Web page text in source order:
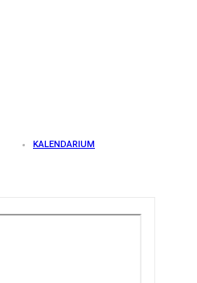
KALENDARIUM